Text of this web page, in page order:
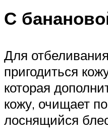
С
Для
пригодиться
которая
кожу, очищает
лоснящийся